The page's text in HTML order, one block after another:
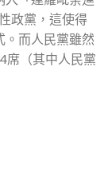
政黨，這使得
。而人民黨雖然
席（其中人民黨